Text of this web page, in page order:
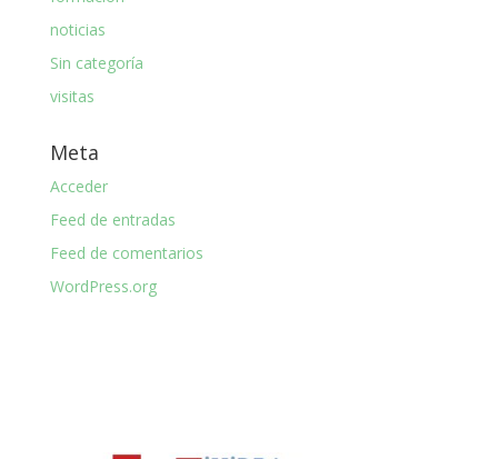
noticias
Sin categoría
visitas
Meta
Acceder
Feed de entradas
Feed de comentarios
WordPress.org